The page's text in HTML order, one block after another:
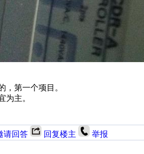
，第一个项目。
为主。
请回答 回复楼主 举报